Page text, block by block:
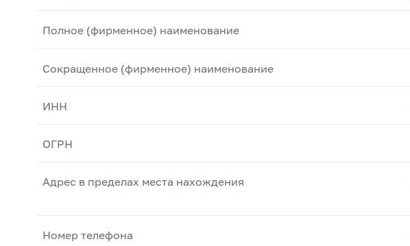
Полное (фирменное) наименование
Сокращенное (фирменное) наименование
ИНН
ОГРН
Адрес в пределах места нахождения
Номер телефона